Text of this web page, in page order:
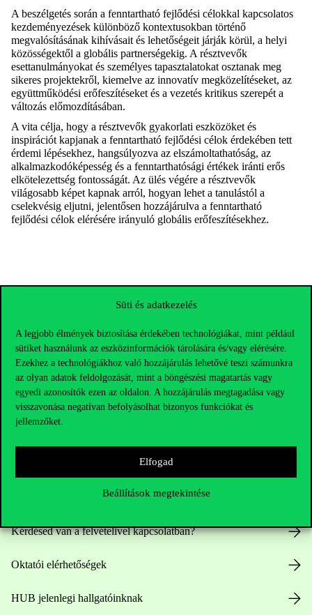
Süti és adatkezelés
A legjobb élmények biztosítása érdekében technológiákat, mint például
sütiket használunk az eszközinformációk tárolására és/vagy elérésére.
Ezekhez a technológiákhoz való hozzájárulás lehetővé teszi számunkra
az olyan adatok feldolgozását, mint a böngészési magatartás vagy
egyedi azonosítók ezen az oldalon. A hozzájárulás megtagadása vagy
visszavonása negatívan befolyásolhat bizonyos funkciókat és
jellemzőket.
Elfogad
Beállítások megtekintése
A beszélgetés során a fenntartható fejlődési célokkal kapcsolatos
kezdeményezések különböző kontextusokban történő
megvalósításának kihívásait és lehetőségeit járják körül, a helyi
közösségektől a globális partnerségekig. A résztvevők
esettanulmányokat és személyes tapasztalatokat osztanak meg
sikeres projektekről, kiemelve az innovatív megközelítéseket, az
együttműködési erőfeszítéseket és a vezetés kritikus szerepét a
változás előmozdításában.
A vita célja, hogy a résztvevők gyakorlati eszközöket és
inspirációt kapjanak a fenntartható fejlődési célok érdekében tett
érdemi lépésekhez, hangsúlyozva az elszámoltathatóság, az
alkalmazkodóképesség és a fenntarthatósági értékek iránti erős
elkötelezettség fontosságát. Az ülés végére a résztvevők
világosabb képet kapnak arról, hogyan lehet a tanulástól a
cselekvésig eljutni, jelentősen hozzájárulva a fenntartható
fejlődési célok elérésére irányuló globális erőfeszítésekhez.
+36 1 482 5000
Kérdésed van a felvételivel kapcsolatban?
Oktatói elérhetőségek
HUB jelenlegi hallgatóinknak